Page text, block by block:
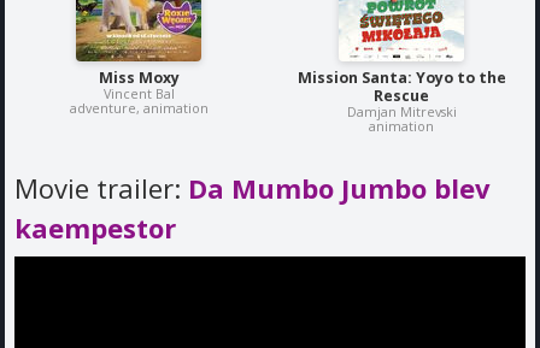
Miss Moxy
Vincent Bal
adventure, animation
Mission Santa: Yoyo to the
Rescue
Damjan Mitrevski
animation
Movie trailer: Da Mumbo Jumbo blev
kaempestor